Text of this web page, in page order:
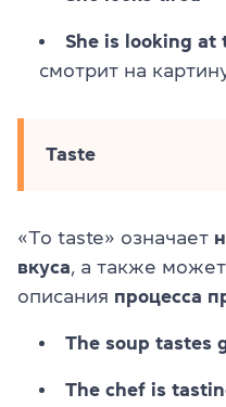
She is looking at
смотрит на
Taste
«To taste» означает
вкуса, а также
описания процесса
The soup tastes
The chef is